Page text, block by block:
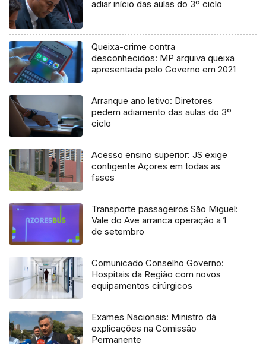
adiar início das aulas do 3º ciclo
Queixa-crime contra
desconhecidos: MP arquiva queixa
apresentada pelo Governo em 2021
Arranque ano letivo: Diretores
pedem adiamento das aulas do 3º
ciclo
Acesso ensino superior: JS exige
contigente Açores em todas as
fases
Transporte passageiros São Miguel:
Vale do Ave arranca operação a 1
de setembro
Comunicado Conselho Governo:
Hospitais da Região com novos
equipamentos cirúrgicos
Exames Nacionais: Ministro dá
explicações na Comissão
Permanente